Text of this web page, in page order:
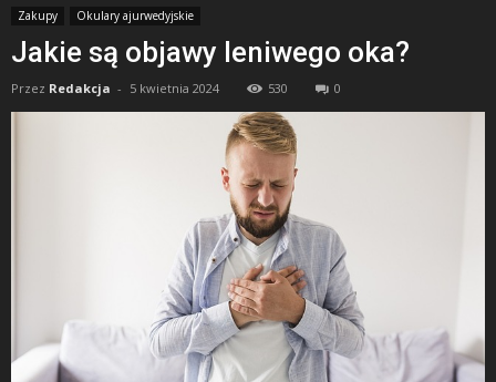
Zakupy Okulary ajurwedyjskie
Jakie są objawy leniwego oka?
Przez Redakcja - 5 kwietnia 2024 530 0